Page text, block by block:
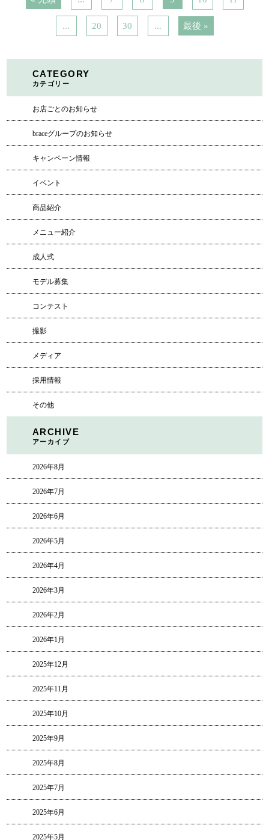
... 20 30 ... 最後 »
CATEGORY
カテゴリー
お店ごとのお知らせ
braceグループのお知らせ
キャンペーン情報
イベント
商品紹介
メニュー紹介
成人式
モデル募集
コンテスト
撮影
メディア
採用情報
その他
ARCHIVE
アーカイブ
2026年8月
2026年7月
2026年6月
2026年5月
2026年4月
2026年3月
2026年2月
2026年1月
2025年12月
2025年11月
2025年10月
2025年9月
2025年8月
2025年7月
2025年6月
2025年5月